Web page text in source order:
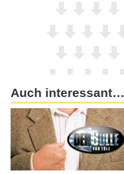
Auch interessant…